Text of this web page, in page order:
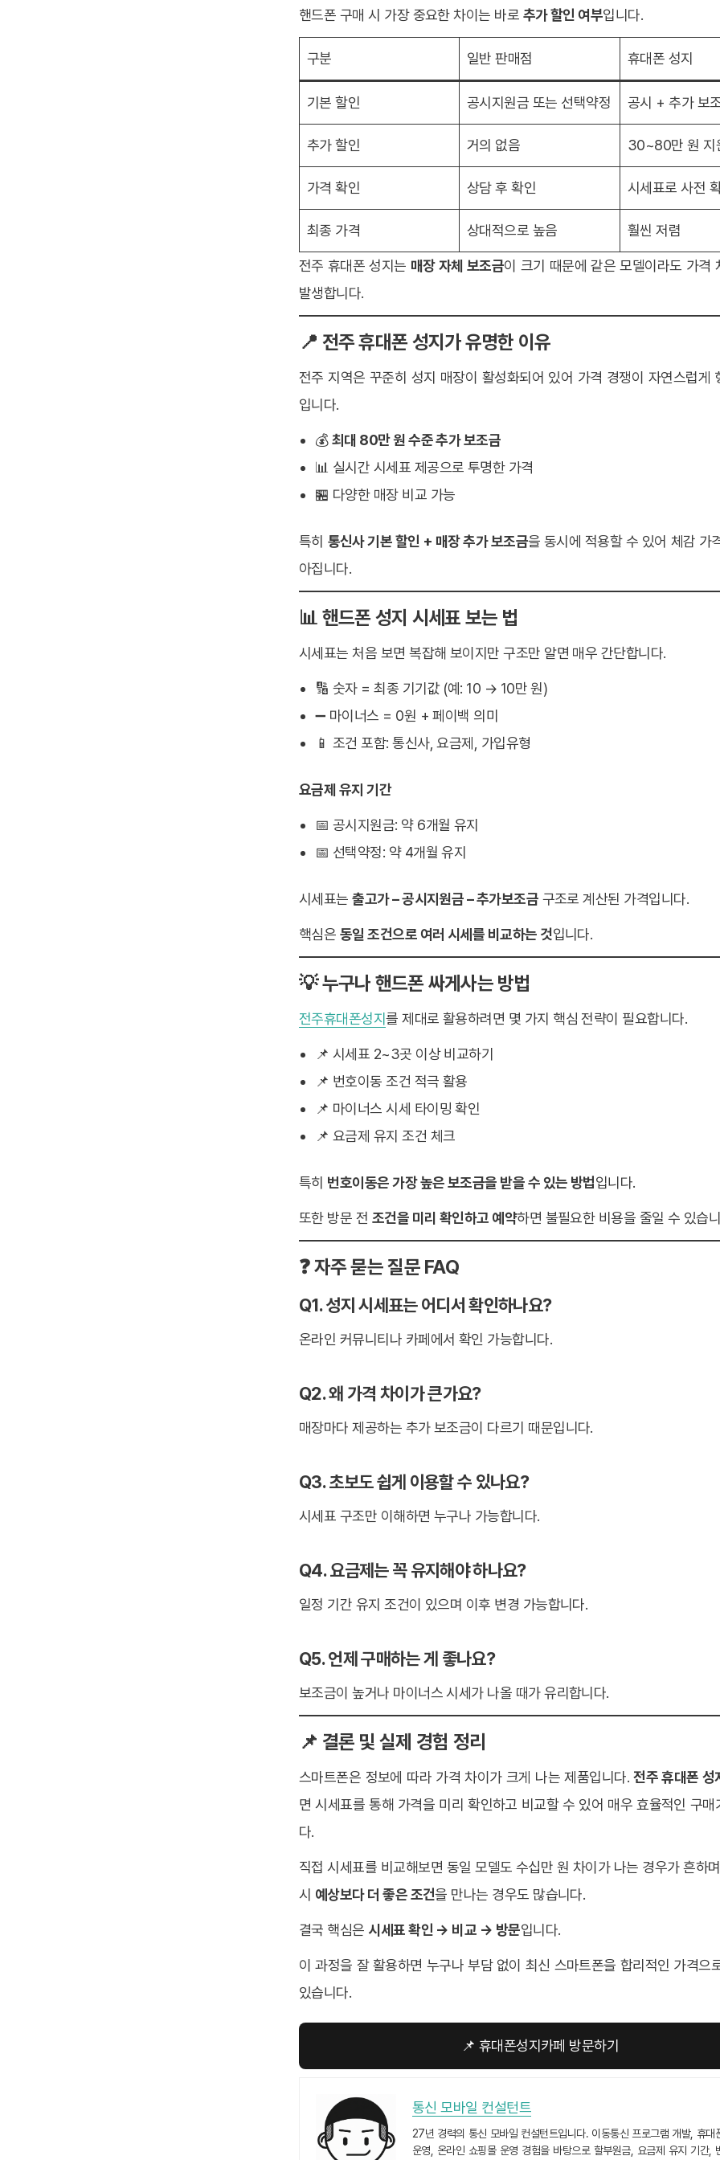
핸드폰 구매 시 가장 중요한 차이는 바로 추가 할인 여부입니다.
구분 일반 판매점 휴대폰 성지
기본 할인 공시지원금 또는 선택약정 공시 + 추가 보
추가 할인 거의 없음 30~80만 원 지
가격 확인 상담 후 확인 시세표로 사전
최종 가격 상대적으로 높음 훨씬 저렴
전주 휴대폰 성지는 매장 자체 보조금이 크기 때문에 같은 모델이라도 가격
발생합니다.
📍 전주 휴대폰 성지가 유명한 이유
전주 지역은 꾸준히 성지 매장이 활성화되어 있어 가격 경쟁이 자연스럽게
입니다.
💰최대 80만 원 수준 추가 보조금
📊 실시간 시세표 제공으로 투명한 가격
🏪 다양한 매장 비교 가능
특히 통신사 기본 할인 + 매장 추가 보조금을 동시에 적용할 수 있어 체감 가
아집니다.
📊 핸드폰 성지 시세표 보는 법
시세표는 처음 보면 복잡해 보이지만 구조만 알면 매우 간단합니다.
🔢 숫자 = 최종 기기값 (예: 10 → 10만 원)
➖ 마이너스 = 0원 + 페이백 의미
📱 조건 포함: 통신사, 요금제, 가입유형
요금제 유지 기간
📅 공시지원금: 약 6개월 유지
📅 선택약정: 약 4개월 유지
시세표는출고가 – 공시지원금 – 추가보조금 구조로 계산된 가격입니다.
핵심은 동일 조건으로 여러 시세를 비교하는 것입니다.
💡 누구나 핸드폰 싸게사는 방법
전주휴대폰성지를 제대로 활용하려면 몇 가지 핵심 전략이 필요합니다.
📌 시세표 2~3곳 이상 비교하기
📌 번호이동 조건 적극 활용
📌 마이너스 시세 타이밍 확인
📌 요금제 유지 조건 체크
특히 번호이동은 가장 높은 보조금을 받을 수 있는 방법입니다.
또한 방문 전 조건을 미리 확인하고 예약하면 불필요한 비용을 줄일 수 있습
❓ 자주 묻는 질문 FAQ
Q1. 성지 시세표는 어디서 확인하나요?
온라인 커뮤니티나 카페에서 확인 가능합니다.
Q2. 왜 가격 차이가 큰가요?
매장마다 제공하는 추가 보조금이 다르기 때문입니다.
Q3. 초보도 쉽게 이용할 수 있나요?
시세표 구조만 이해하면 누구나 가능합니다.
Q4. 요금제는 꼭 유지해야 하나요?
일정 기간 유지 조건이 있으며 이후 변경 가능합니다.
Q5. 언제 구매하는 게 좋나요?
보조금이 높거나 마이너스 시세가 나올 때가 유리합니다.
📌 결론 및 실제 경험 정리
스마트폰은 정보에 따라 가격 차이가 크게 나는 제품입니다.전주 휴대폰 성
면 시세표를 통해 가격을 미리 확인하고 비교할 수 있어 매우 효율적인 구매
다.
직접 시세표를 비교해보면 동일 모델도 수십만 원 차이가 나는 경우가 흔하
시 예상보다 더 좋은 조건을 만나는 경우도 많습니다.
결국 핵심은 시세표 확인 → 비교 → 방문입니다.
이 과정을 잘 활용하면 누구나 부담 없이 최신 스마트폰을 합리적인 가격으
있습니다.
📌 휴대폰성지카페 방문하기
통신 모바일 컨설턴트
27년 경력의 통신 모바일 컨설턴트입니다. 이동통신 프로그램 개발, 휴대
운영, 온라인 쇼핑몰 운영 경험을 바탕으로 할부원금, 요금제 유지 기간,